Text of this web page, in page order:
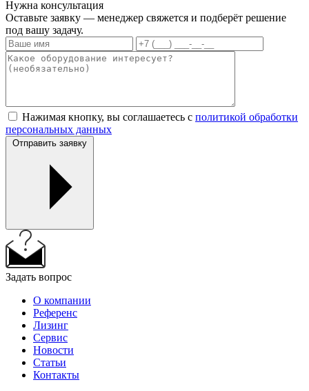
Нужна консультация
Оставьте заявку — менеджер свяжется и подберёт решение
под вашу задачу.
Нажимая кнопку, вы соглашаетесь с политикой обработки
персональных данных
Отправить заявку
Задать вопрос
О компании
Референс
Лизинг
Сервис
Новости
Статьи
Контакты